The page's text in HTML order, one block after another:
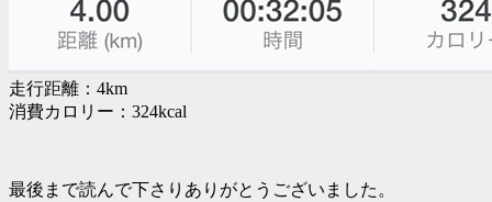
走行距離：4km
消費カロリー：324kcal
最後まで読んで下さりありがとうございました。